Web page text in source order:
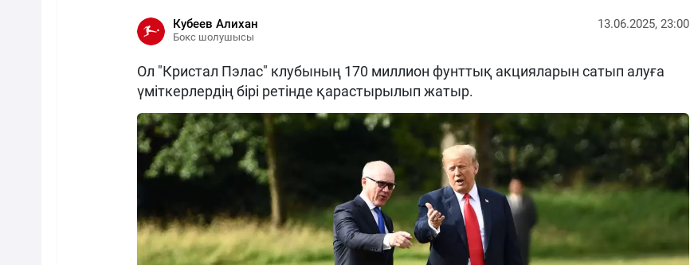
Кубеев Алихан
Бокс шолушысы
13.06.2025, 23:00
Ол "Кристал Пэлас" клубының 170 миллион фунттық акцияларын сатып алуға
үміткерлердің бірі ретінде қарастырылып жатыр.